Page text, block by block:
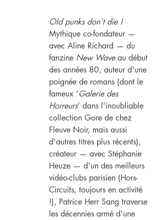
Old punks don’t die !
Mythique co-fondateur —
avec Aline Richard — du
fanzine New Wave au début
des années 80, auteur d'une
poignée de romans (dont le
fameux 'Galerie des
Horreurs’ dans l'inoubliable
collection Gore de chez
Fleuve Noir, mais aussi
d'autres titres plus récents),
créateur — avec Stéphanie
Heuze — d'un des meilleurs
vidéo-clubs parisien (Hors-
Circuits, toujours en activité
!), Patrice Herr Sang traverse
les décennies armé d'une